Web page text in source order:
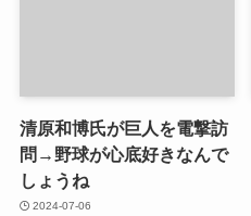
清原和博氏が巨人を電撃訪
問→野球が心底好きなんで
しょうね
2024-07-06